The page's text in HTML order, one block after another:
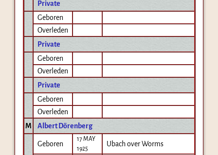
Private
Geboren
Overleden
Private
Geboren
Overleden
Private
Geboren
Overleden
M
Albert Dörenberg
Geboren
17 MAY
1925
Ubach over Worms